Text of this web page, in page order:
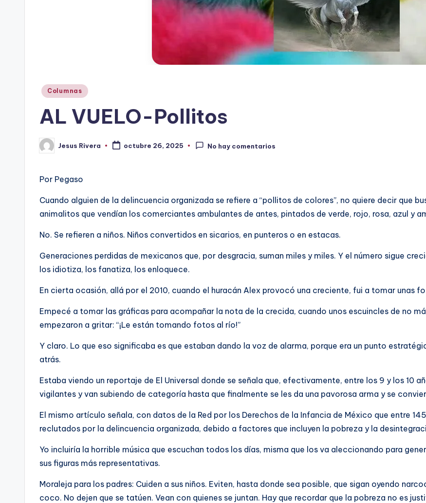
Publicado
Columnas
AL VUELO-Pollitos
Publicado
por
Jesus Rivera octubre 26, 2025 No hay comentarios
Por Pegaso
Cuando alguien de la delincuencia organizada se refiere a “pollitos de colores”, no quiere decir que
animalitos que vendían los comerciantes ambulantes de antes, pintados de verde, rojo, rosa, azul y
No. Se refieren a niños. Niños convertidos en sicarios, en punteros o en estacas.
Generaciones perdidas de mexicanos que, por desgracia, suman miles y miles. Y el número sigue
los idiotiza, los fanatiza, los enloquece.
En cierta ocasión, allá por el 2010, cuando el huracán Alex provocó una creciente, fui a tomar unas
Empecé a tomar las gráficas para acompañar la nota de la crecida, cuando unos escuincles de no
empezaron a gritar: “¡Le están tomando fotos al río!”
Y claro. Lo que eso significaba es que estaban dando la voz de alarma, porque era un punto
atrás.
Estaba viendo un reportaje de El Universal donde se señala que, efectivamente, entre los 9 y los 10
vigilantes y van subiendo de categoría hasta que finalmente se les da una pavorosa arma y se
El mismo artículo señala, con datos de la Red por los Derechos de la Infancia de México que entre
reclutados por la delincuencia organizada, debido a factores que incluyen la pobreza y la
Yo incluiría la horrible música que escuchan todos los días, misma que los va aleccionando para
sus figuras más representativas.
Moraleja para los padres: Cuiden a sus niños. Eviten, hasta donde sea posible, que sigan oyendo
coco. No dejen que se tatúen. Vean con quienes se juntan. Hay que recordar que la pobreza no es